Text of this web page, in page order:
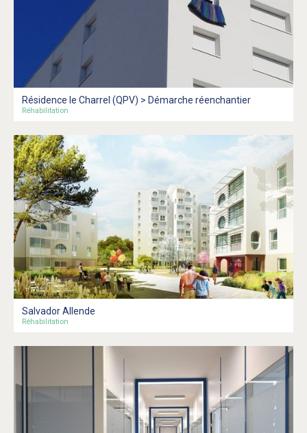
Résidence le Charrel (QPV) > Démarche réenchantier
Réhabilitation
Salvador Allende
Réhabilitation